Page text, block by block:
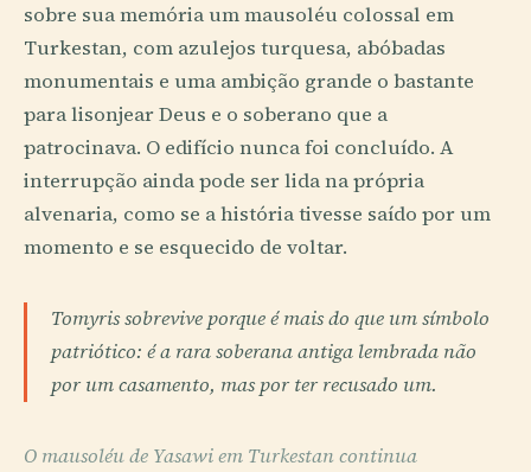
sobre sua memória um mausoléu colossal em
Turkestan, com azulejos turquesa, abóbadas
monumentais e uma ambição grande o bastante
para lisonjear Deus e o soberano que a
patrocinava. O edifício nunca foi concluído. A
interrupção ainda pode ser lida na própria
alvenaria, como se a história tivesse saído por um
momento e se esquecido de voltar.
Tomyris sobrevive porque é mais do que um símbolo
patriótico: é a rara soberana antiga lembrada não
por um casamento, mas por ter recusado um.
O mausoléu de Yasawi em Turkestan continua